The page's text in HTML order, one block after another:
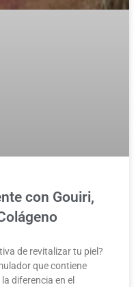
con Gouiri,
de revitalizar tu piel?
que contiene
diferencia en el